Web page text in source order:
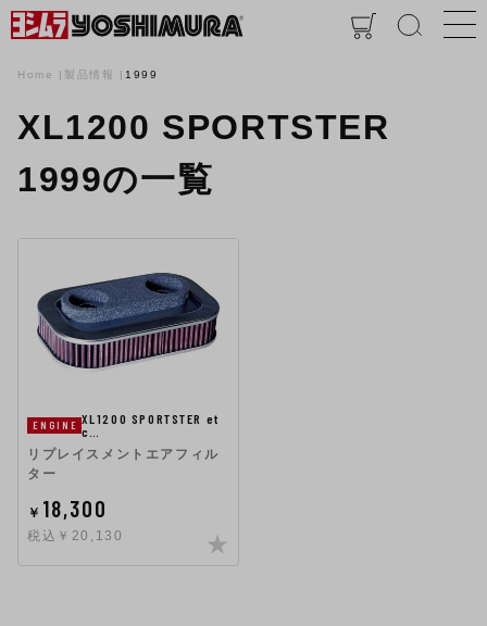
Home 製品情報 1999
XL1200 SPORTSTER
1999の一覧
ENGINE XL1200 SPORTSTER et
c…
リプレイスメントエアフィル
ター
￥ 18,300
税込￥20,130